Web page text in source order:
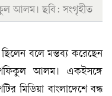
আলম। ছবি: সংগৃহীত
ছিলেন বলে মন্তব্য করেছেন
শফিকুল আলম। একইসঙ্গে
মিডিয়া বাংলাদেশে বন্ধ